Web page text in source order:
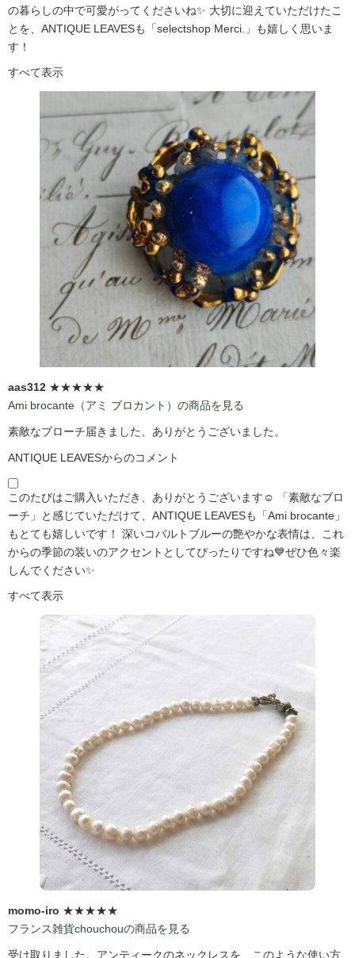
の暮らしの中で可愛がってくださいね✨ 大切に迎えていただけたこ
とを、ANTIQUE LEAVESも「selectshop Merci.」も嬉しく思いま
す！
すべて表示
aas312 ★★★★★
Ami brocante（アミ ブロカント）の商品を見る
素敵なブローチ届きました、ありがとうございました。
ANTIQUE LEAVESからのコメント
このたびはご購入いただき、ありがとうございます☺️ 「素敵なブロ
ーチ」と感じていただけて、ANTIQUE LEAVESも「Ami brocante」
もとても嬉しいです！ 深いコバルトブルーの艶やかな表情は、これ
からの季節の装いのアクセントとしてぴったりですね💙ぜひ色々楽
しんでください✨
すべて表示
momo-iro ★★★★★
フランス雑貨chouchouの商品を見る
受け取りました。アンティークのネックレスを、このような使い方